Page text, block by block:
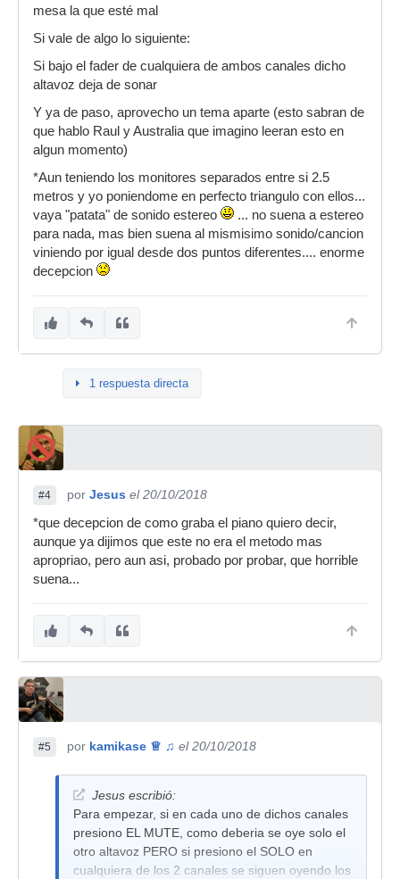
mesa la que esté mal
Si vale de algo lo siguiente:
Si bajo el fader de cualquiera de ambos canales dicho
altavoz deja de sonar
Y ya de paso, aprovecho un tema aparte (esto sabran de
que hablo Raul y Australia que imagino leeran esto en
algun momento)
*Aun teniendo los monitores separados entre si 2.5
metros y yo poniendome en perfecto triangulo con ellos...
vaya "patata" de sonido estereo
... no suena a estereo
para nada, mas bien suena al mismisimo sonido/cancion
viniendo por igual desde dos puntos diferentes.... enorme
decepcion
1 respuesta directa
#4 por Jesus el 20/10/2018
*que decepcion de como graba el piano quiero decir,
aunque ya dijimos que este no era el metodo mas
apropriao, pero aun asi, probado por probar, que horrible
suena...
#5 por kamikase ♕ ♫ el 20/10/2018
Jesus escribió:
Para empezar, si en cada uno de dichos canales
presiono EL MUTE, como deberia se oye solo el
otro altavoz PERO si presiono el SOLO en
cualquiera de los 2 canales se siguen oyendo los